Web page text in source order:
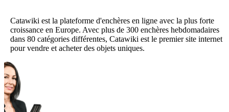
Catawiki est la plateforme d'enchères en ligne avec la plus forte
croissance en Europe. Avec plus de 300 enchères hebdomadaires
dans 80 catégories différentes, Catawiki est le premier site internet
pour vendre et acheter des objets uniques.